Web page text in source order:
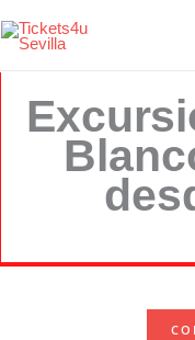
al